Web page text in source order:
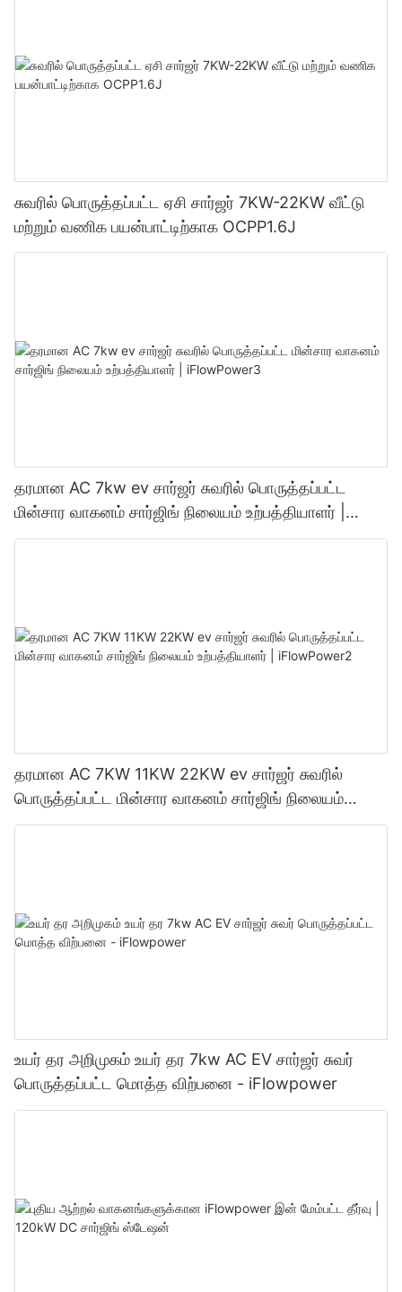
சுவரில் பொருத்தப்பட்ட ஏசி சார்ஜர் 7KW-22KW வீட்டு
மற்றும் வணிக பயன்பாட்டிற்காக OCPP1.6J
தரமான AC 7kw ev சார்ஜர் சுவரில் பொருத்தப்பட்ட
மின்சார வாகனம் சார்ஜிங் நிலையம் உற்பத்தியாளர் |
iFlowPower3
தரமான AC 7KW 11KW 22KW ev சார்ஜர் சுவரில்
பொருத்தப்பட்ட மின்சார வாகனம் சார்ஜிங் நிலையம்
உற்பத்தியாளர் | iFlowPower2
உயர் தர அறிமுகம் உயர் தர 7kw AC EV சார்ஜர் சுவர்
பொருத்தப்பட்ட மொத்த விற்பனை - iFlowpower